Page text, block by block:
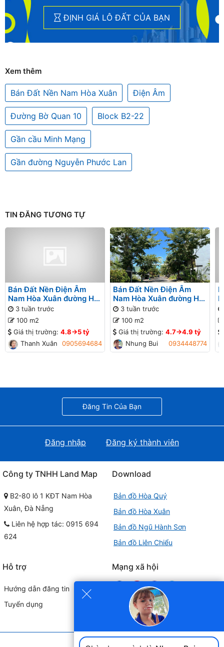
ĐỊNH GIÁ LÔ ĐẤT CỦA BẠN
Xem thêm
Bán Đất Nền Nam Hòa Xuân Điện Âm
Đường Bờ Quan 10 Block B2-22
Gần cầu Minh Mạng
Gần đường Nguyễn Phước Lan
TIN ĐĂNG TƯƠNG TỰ
Bán Đất Nền Điện Âm
Nam Hòa Xuân đường Hói
Kiểng 8 B2-38 lô 1x - Gần
đường Nguyễn Phước Lan
3 tuần trước
100 m2
Giá thị trường: 4.8->5 tỷ
Thanh Xuân
0905694684
Bán Đất Nền Điện Âm
Nam Hòa Xuân đường Hói
Kiểng 8 B2-38 lô 1x - Gần
đường Nguyễn Phước Lan
3 tuần trước
100 m2
Giá thị trường: 4.7->4.9 tỷ
Nhung Bui
0934448774
×
Đăng Tin Của Bạn
Đăng nhập Đăng ký thành viên
Công ty TNHH Land Map
B2-80 lô 1 KĐT Nam Hòa
Xuân, Đà Nẵng
Liên hệ hợp tác: 0915 694
624
Download
Bản đồ Hòa Quý
Bản đồ Hòa Xuân
Bản đồ Ngũ Hành Sơn
Bản đồ Liên Chiểu
Hỗ trợ
Hướng dẫn đăng tin
Tuyển dụng
Mạng xã hội